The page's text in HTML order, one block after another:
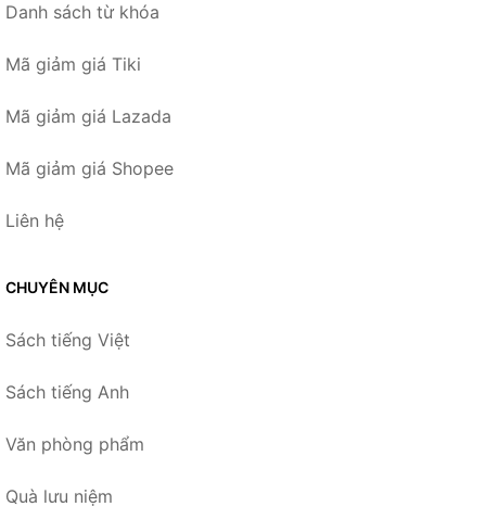
Danh sách từ khóa
Mã giảm giá Tiki
Mã giảm giá Lazada
Mã giảm giá Shopee
Liên hệ
CHUYÊN MỤC
Sách tiếng Việt
Sách tiếng Anh
Văn phòng phẩm
Quà lưu niệm